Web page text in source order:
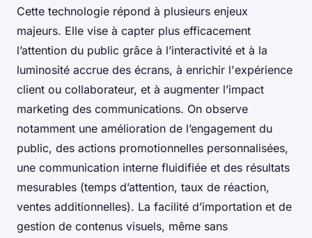
Cette technologie répond à plusieurs enjeux
majeurs. Elle vise à capter plus efficacement
l’attention du public grâce à l’interactivité et à la
luminosité accrue des écrans, à enrichir l'expérience
client ou collaborateur, et à augmenter l’impact
marketing des communications. On observe
notamment une amélioration de l’engagement du
public, des actions promotionnelles personnalisées,
une communication interne fluidifiée et des résultats
mesurables (temps d’attention, taux de réaction,
ventes additionnelles). La facilité d’importation et de
gestion de contenus visuels, même sans